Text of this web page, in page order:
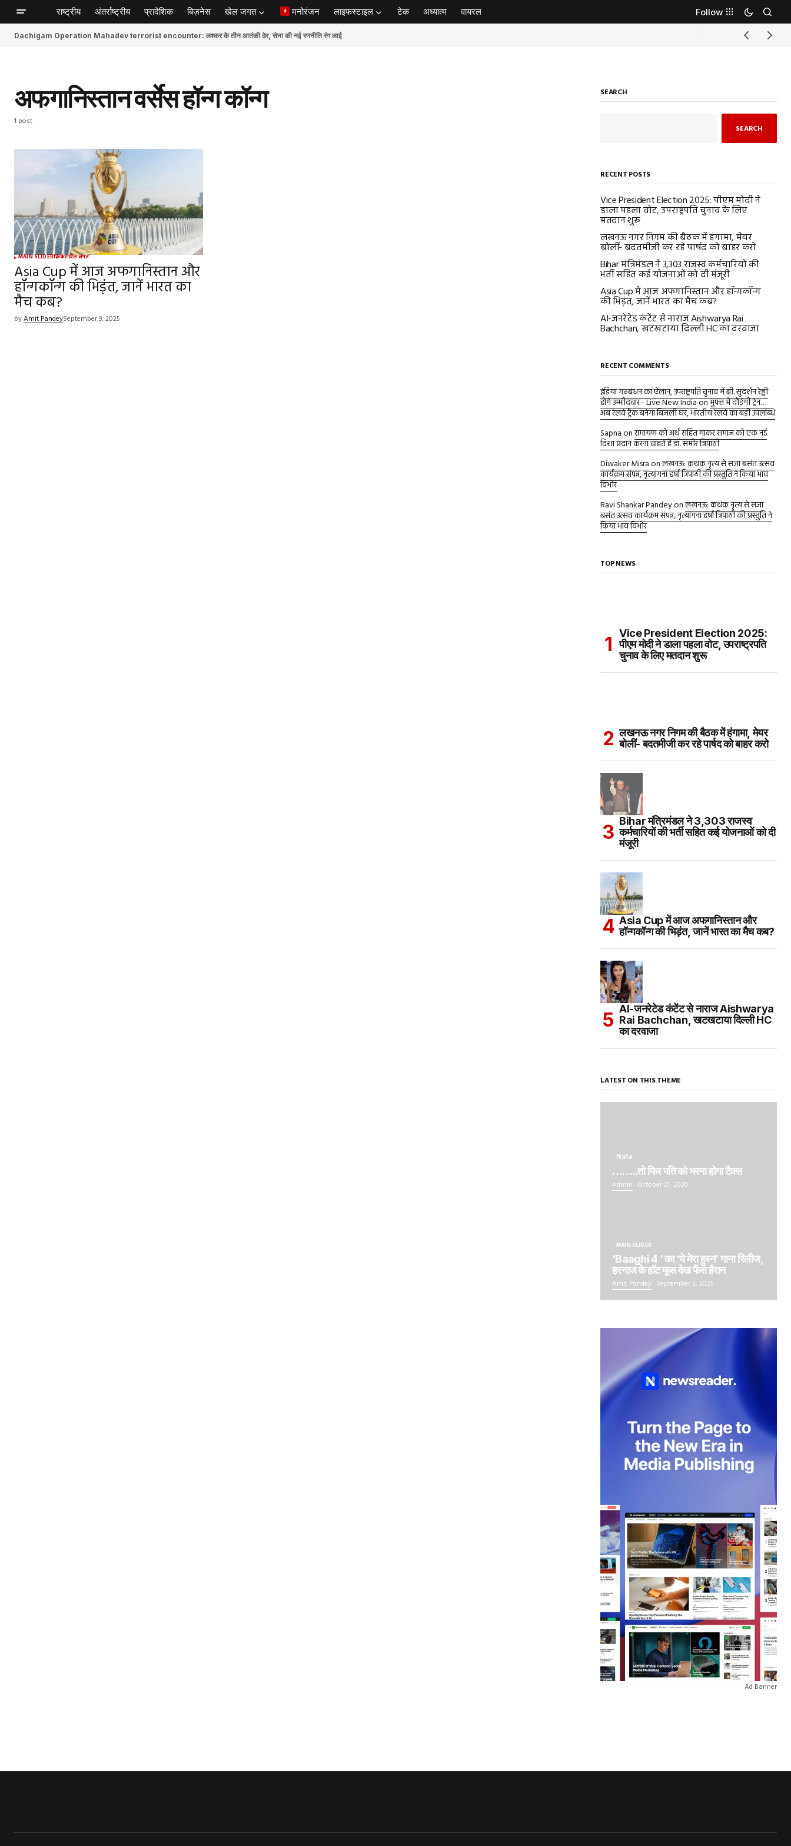
राष्ट्रीय अंतर्राष्ट्रीय प्रादेशिक बिज़नेस खेल जगत मनोरंजन लाइफस्टाइल टेक अध्यात्म वायरल Follow
Dachigam Operation Mahadev terrorist encounter: लश्कर के तीन आतंकी ढेर, सेना की नई रणनीति रंग लाई
अफगानिस्तान वर्सेस हॉन्ग कॉन्ग
1 post
MAIN SLIDERक्रिकेटखेल जगत
Asia Cup में आज अफगानिस्तान और
हॉन्गकॉन्ग की भिड़ंत, जानें भारत का
मैच कब?
byAmit PandeySeptember 9, 2025
SEARCH
SEARCH
RECENT POSTS
Vice President Election 2025: पीएम मोदी ने
डाला पहला वोट, उपराष्ट्रपति चुनाव के लिए
मतदान शुरू
लखनऊ नगर निगम की बैठक में हंगामा, मेयर
बोलीं- बदतमीजी कर रहे पार्षद को बाहर करो
Bihar मंत्रिमंडल ने 3,303 राजस्व कर्मचारियों की
भर्ती सहित कई योजनाओं को दी मंजूरी
Asia Cup में आज अफगानिस्तान और हॉन्गकॉन्ग
की भिड़ंत, जानें भारत का मैच कब?
AI-जनरेटेड कंटेंट से नाराज Aishwarya Rai
Bachchan, खटखटाया दिल्ली HC का दरवाजा
RECENT COMMENTS
इंडिया गठबंधन का ऐलान, उपराष्ट्रपति चुनाव में बी. सुदर्शन रेड्डी
होंगे उम्मीदवार - Live New Indiaonमुफ्त में दौड़ेगी ट्रेन…
अब रेलवे ट्रैक बनेगा बिजली घर, भारतीय रेलवे का बड़ी उपलब्धि
Sapnaonरामायण को अर्थ सहित गाकर समाज को एक नई
दिशा प्रदान करना चाहते हैं डॉ. समीर त्रिपाठी
Diwaker Misraonलखनऊ: कथक नृत्य से सजा बसंत उत्सव
कार्यक्रम संपन्न, नृत्यांगना हर्षा त्रिपाठी की प्रस्तुति ने किया भाव
विभोर
Ravi Shankar Pandeyonलखनऊ: कथक नृत्य से सजा
बसंत उत्सव कार्यक्रम संपन्न, नृत्यांगना हर्षा त्रिपाठी की प्रस्तुति ने
किया भाव विभोर
TOP NEWS
Vice President Election 2025:
पीएम मोदी ने डाला पहला वोट, उपराष्ट्रपति
चुनाव के लिए मतदान शुरू
लखनऊ नगर निगम की बैठक में हंगामा, मेयर
बोलीं- बदतमीजी कर रहे पार्षद को बाहर करो
Bihar मंत्रिमंडल ने 3,303 राजस्व
कर्मचारियों की भर्ती सहित कई योजनाओं को दी
मंजूरी
Asia Cup में आज अफगानिस्तान और
हॉन्गकॉन्ग की भिड़ंत, जानें भारत का मैच कब?
AI-जनरेटेड कंटेंट से नाराज Aishwarya
Rai Bachchan, खटखटाया दिल्ली HC
का दरवाजा
LATEST ON THIS THEME
बिज़नेस
……..तो फिर पति को भरना होगा टैक्स
Admin October 21, 2020
MAIN SLIDER
‘Baaghi 4 ‘ का ‘ये मेरा हुस्न’ गाना रिलीज,
हरनाज के हॉट मूव्स देख फैंस हैरान
Amit Pandey September 2, 2025
Ad Banner